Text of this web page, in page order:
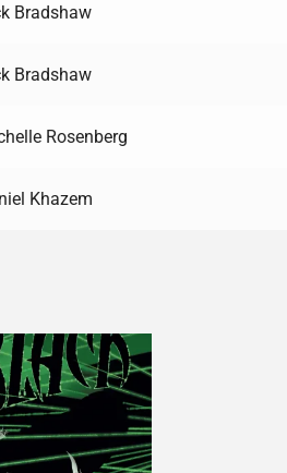
Bradshaw
Bradshaw
Rosenberg
Khazem